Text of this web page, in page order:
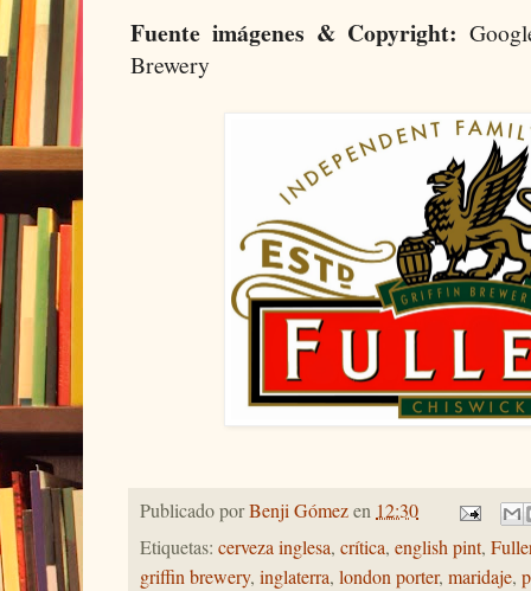
Fuente imágenes & Copyright:
Brewery
Publicado porBenji Gómezen 12:30
Etiquetas: cerveza inglesa, crítica, english pint,
griffin brewery, inglaterra, london porter, maridaje,